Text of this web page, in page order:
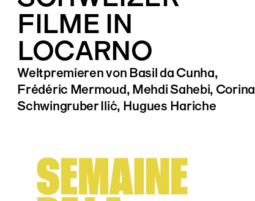
FILME IN
LOCARNO
Weltpremieren von Basil da Cunha,
Frédéric Mermoud, Mehdi Sahebi, Corina
Schwingruber Ilić, Hugues Hariche